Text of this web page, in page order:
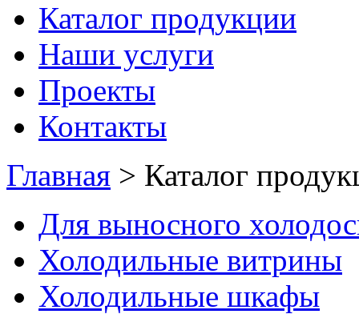
Каталог продукции
Наши услуги
Проекты
Контакты
Главная > Каталог
Для выносного
Холодильные витрины
Холодильные шкафы